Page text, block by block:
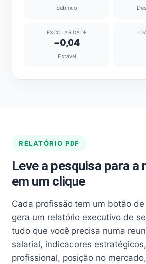
Subindo
ESCOLARIDADE
−0,04
Estável
RELATÓRIO PDF
Leve a pesquisa para a
em um clique
Cada profissão tem um botão
gera um relatório executivo de
tudo que você precisa numa
salarial, indicadores
profissional, posição no